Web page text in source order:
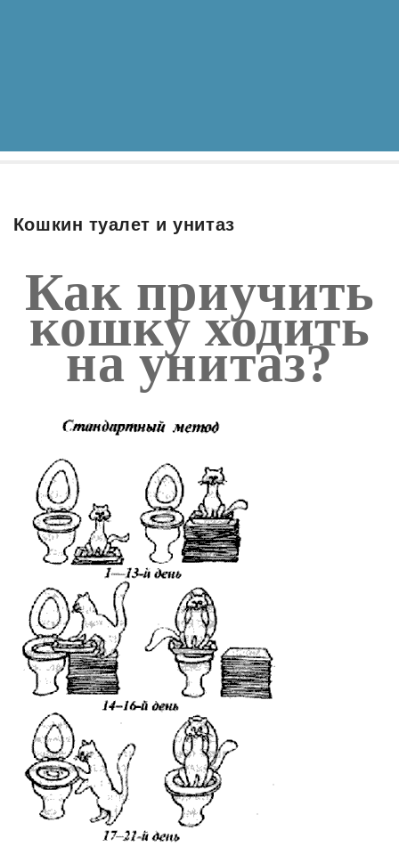
Кошкин туалет и унитаз
Как приучить
кошку ходить
на унитаз?